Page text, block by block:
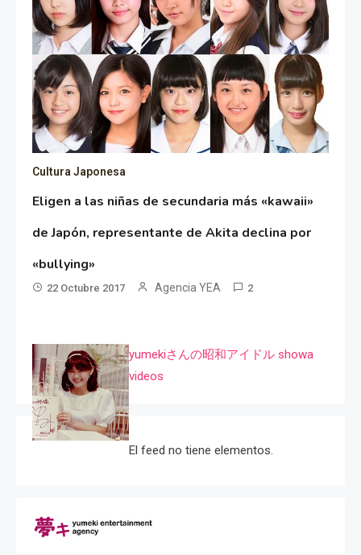
Cultura Japonesa
Eligen a las niñas de secundaria más «kawaii»
de Japón, representante de Akita declina por
«bullying»
22 Octubre 2017 Agencia YEA 2
yumekiさんの昭和アイドル showa
videos
El feed no tiene elementos.